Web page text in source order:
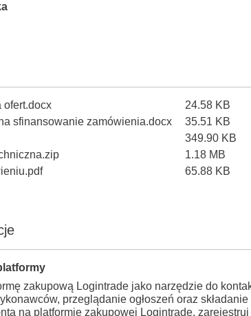
ofert.docx 24.58 KB
sfinansowanie zamówienia.docx
35.51 KB
349.90 KB
1.18 MB
65.88 KB
zakupową Logintrade jako narzędzie do
przeglądanie ogłoszeń oraz
na platformie zakupowej Logintrade,